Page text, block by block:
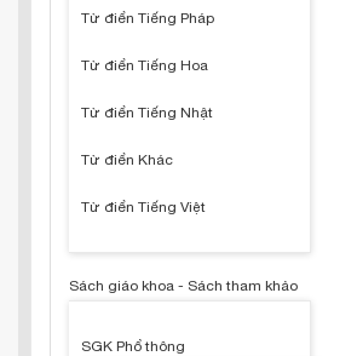
Từ điển Tiếng Pháp
Từ điển Tiếng Hoa
Từ điển Tiếng Nhật
Từ điển Khác
Từ điển Tiếng Việt
Sách giáo khoa - Sách tham khảo
SGK Phổ thông